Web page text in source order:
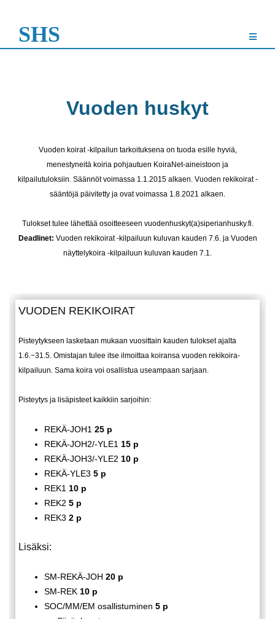
SHS
Vuoden huskyt
Vuoden koirat -kilpailun tarkoituksena on tuoda esille hyviä,
menestyneitä koiria pohjautuen KoiraNet-aineistoon ja
kilpailutuloksiin. Säännöt voimassa 1.1.2015 alkaen. Vuoden rekikoirat -
sääntöjä päivitetty ja ovat voimassa 1.8.2021 alkaen.
Tulokset tulee lähettää osoitteeseen vuodenhuskyt(a)siperianhusky.fi.
Deadlinet: Vuoden rekikoirat -kilpailuun kuluvan kauden 7.6. ja Vuoden
näyttelykoira -kilpailuun kuluvan kauden 7.1.
VUODEN REKIKOIRAT
Pisteytykseen lasketaan mukaan vuosittain kauden tulokset ajalta
1.6.−31.5. Omistajan tulee itse ilmoittaa koiransa vuoden rekikoira-
kilpailuun. Sama koira voi osallistua useampaan sarjaan.
Pisteytys ja lisäpisteet kaikkiin sarjoihin:
REKÄ-JOH1 25 p
REKÄ-JOH2/-YLE1 15 p
REKÄ-JOH3/-YLE2 10 p
REKÄ-YLE3 5 p
REK1 10 p
REK2 5 p
REK3 2 p
Lisäksi:
SM-REKÄ-JOH 20 p
SM-REK 10 p
SOC/MM/EM osallistuminen 5 p